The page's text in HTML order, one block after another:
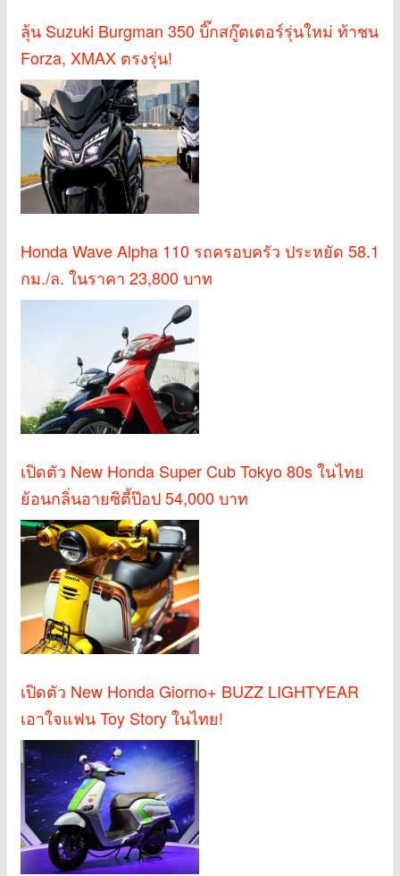
ลุ้น Suzuki Burgman 350 บิ๊กสกู๊ตเตอร์รุ่นใหม่ ท้าชน
Forza, XMAX ตรงรุ่น!
Honda Wave Alpha 110 รถครอบครัว ประหยัด 58.1
กม./ล. ในราคา 23,800 บาท
เปิดตัว New Honda Super Cub Tokyo 80s ในไทย
ย้อนกลิ่นอายซิตี้ป๊อป 54,000 บาท
เปิดตัว New Honda Giorno+ BUZZ LIGHTYEAR
เอาใจแฟน Toy Story ในไทย!